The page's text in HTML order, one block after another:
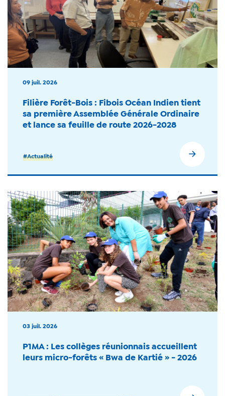
09 juil. 2026
Filière Forêt-Bois : Fibois Océan Indien tient
sa première Assemblée Générale Ordinaire
et lance sa feuille de route 2026-2028
#Actualité
03 juil. 2026
P1MA : Les collèges réunionnais accueillent
leurs micro-forêts « Bwa de Kartié » - 2026